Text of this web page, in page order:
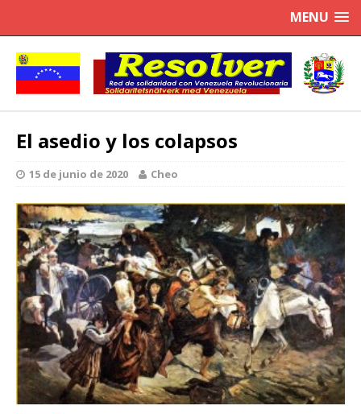
MENU
El asedio y los colapsos
15 de junio de 2020 Cheo